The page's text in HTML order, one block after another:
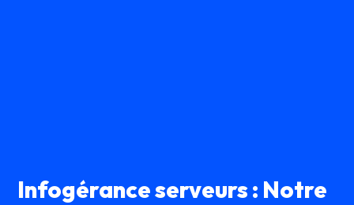
Infogérance serveurs : Notre